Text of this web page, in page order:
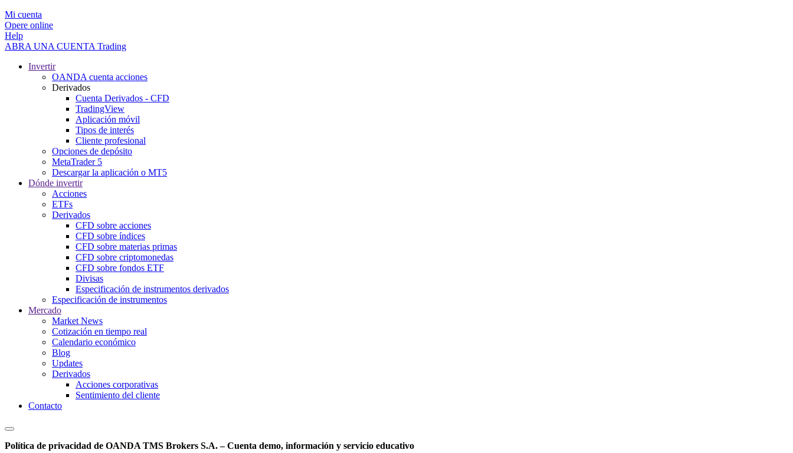
Mi cuenta
Opere online
Help
ABRA UNA CUENTA Trading
Invertir
OANDA cuenta acciones
Derivados
Cuenta Derivados - CFD
TradingView
Aplicación móvil
Tipos de interés
Cliente profesional
Opciones de depósito
MetaTrader 5
Descargar la aplicación o MT5
Dónde invertir
Acciones
ETFs
Derivados
CFD sobre acciones
CFD sobre índices
CFD sobre materias primas
CFD sobre criptomonedas
CFD sobre fondos ETF
Divisas
Especificación de instrumentos derivados
Especificación de instrumentos
Mercado
Market News
Cotización en tiempo real
Calendario económico
Blog
Updates
Derivados
Acciones corporativas
Sentimiento del cliente
Contacto
Política de privacidad de OANDA TMS Brokers S.A. – Cuenta demo, información y servicio educativo